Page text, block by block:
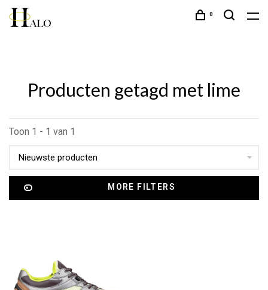
0
Producten getagd met lime
Toon 1 - 1 van 1
Nieuwste producten
MORE FILTERS